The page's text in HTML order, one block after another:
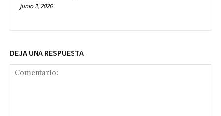
junio 3, 2026
DEJA UNA RESPUESTA